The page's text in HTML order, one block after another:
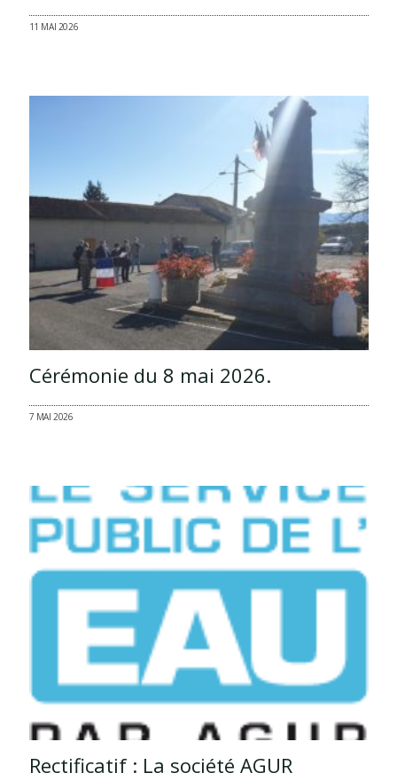
11 MAI 2026
Cérémonie du 8 mai 2026.
7 MAI 2026
Rectificatif : La société AGUR